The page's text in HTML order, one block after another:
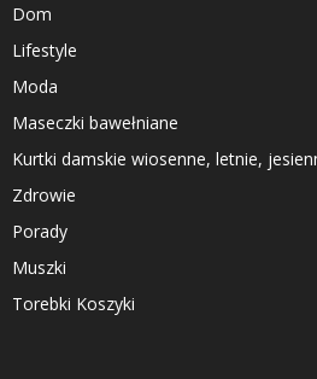
Dom
Lifestyle
Moda
Maseczki bawełniane
Kurtki damskie wiosenne, letnie,
Zdrowie
Porady
Muszki
Torebki Koszyki